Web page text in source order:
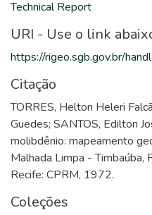
Technical Report
URI - Use o link
https://rigeo.sgb.gov.br/
Citação
TORRES, Helton Heleri
Guedes; SANTOS, Edilton
molibdênio: mapeamento
Malhada Limpa - Timbaúba,
Recife: CPRM, 1972.
Coleções